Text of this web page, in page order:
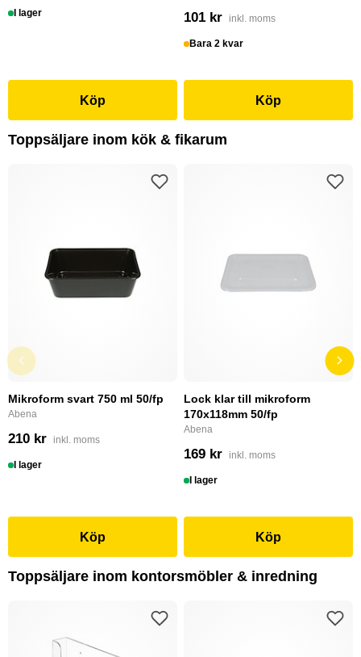
I lager
Köp
101 kr inkl. moms
Bara 2 kvar
Köp
Toppsäljare inom kök & fikarum
Mikroform svart 750 ml 50/fp
Abena
210 kr inkl. moms
I lager
Köp
Lock klar till mikroform
170x118mm 50/fp
Abena
169 kr inkl. moms
I lager
Köp
Toppsäljare inom kontorsmöbler & inredning